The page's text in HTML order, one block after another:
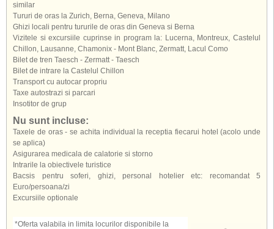
similar
Tururi de oras la Zurich, Berna, Geneva, Milano
Ghizi locali pentru tururile de oras din Geneva si Berna
Vizitele si excursiile cuprinse in program la: Lucerna, Montreux, Castelul
Chillon, Lausanne, Chamonix - Mont Blanc, Zermatt, Lacul Como
Bilet de tren Taesch - Zermatt - Taesch
Bilet de intrare la Castelul Chillon
Transport cu autocar propriu
Taxe autostrazi si parcari
Insotitor de grup
Nu sunt incluse:
Taxele de oras - se achita individual la receptia fiecarui hotel (acolo unde
se aplica)
Asigurarea medicala de calatorie si storno
Intrarile la obiectivele turistice
Bacsis pentru soferi, ghizi, personal hotelier etc: recomandat 5
Euro/persoana/zi
Excursiile optionale
*Oferta valabila in limita locurilor disponibile la